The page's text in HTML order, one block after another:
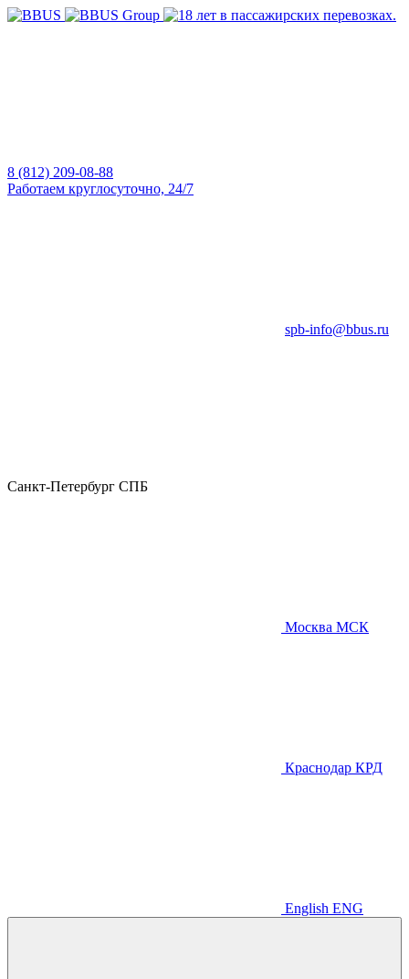
8 (812) 209-08-88
Работаем круглосуточно, 24/7
spb-info@bbus.ru
Санкт-Петербург СПБ
Москва МСК
Краснодар КРД
English ENG